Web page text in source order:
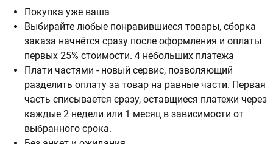
Покупка уже ваша
Выбирайте любые понравившиеся товары, сборка
заказа начнётся сразу после оформления и оплаты
первых 25% стоимости. 4 небольших платежа
Плати частями - новый сервис, позволяющий
разделить оплату за товар на равные части. Первая
часть списывается сразу, оставщиеся платежи через
каждые 2 недели или 1 месяц в зависимости от
выбранного срока.